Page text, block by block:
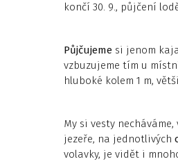
končí 30. 9., půjčení
Půjčujeme si jenom
vzbuzujeme tím u
hluboké kolem 1 m,
My si vesty
jezeře, na jednotlivých
volavky, je vidět i